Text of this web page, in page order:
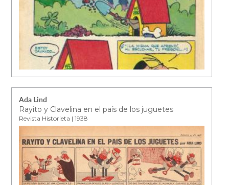
Ada Lind
Rayito y Clavelina en el país de los juguetes
Revista Historieta | 1938